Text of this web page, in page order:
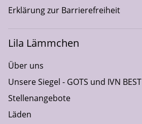
Erklärung zur Barrierefreiheit
Lila Lämmchen
Über uns
Unsere Siegel - GOTS und IVN BEST
Stellenangebote
Läden